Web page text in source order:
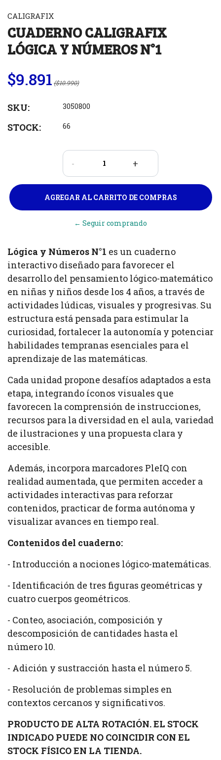
CALIGRAFIX
CUADERNO CALIGRAFIX
LÓGICA Y NÚMEROS N°1
$9.891 ($10.990)
SKU: 3050800
STOCK: 66
- +
← Seguir comprando
Lógica y Números N°1 es un cuaderno
interactivo diseñado para favorecer el
desarrollo del pensamiento lógico-matemático
en niñas y niños desde los 4 años, a través de
actividades lúdicas, visuales y progresivas. Su
estructura está pensada para estimular la
curiosidad, fortalecer la autonomía y potenciar
habilidades tempranas esenciales para el
aprendizaje de las matemáticas.
Cada unidad propone desafíos adaptados a esta
etapa, integrando íconos visuales que
favorecen la comprensión de instrucciones,
recursos para la diversidad en el aula, variedad
de ilustraciones y una propuesta clara y
accesible.
Además, incorpora marcadores PleIQ con
realidad aumentada, que permiten acceder a
actividades interactivas para reforzar
contenidos, practicar de forma autónoma y
visualizar avances en tiempo real.
Contenidos del cuaderno:
- Introducción a nociones lógico-matemáticas.
- Identificación de tres figuras geométricas y
cuatro cuerpos geométricos.
- Conteo, asociación, composición y
descomposición de cantidades hasta el
número 10.
- Adición y sustracción hasta el número 5.
- Resolución de problemas simples en
contextos cercanos y significativos.
PRODUCTO DE ALTA ROTACIÓN. EL STOCK
INDICADO PUEDE NO COINCIDIR CON EL
STOCK FÍSICO EN LA TIENDA.